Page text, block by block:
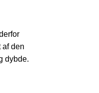
den
dybde.